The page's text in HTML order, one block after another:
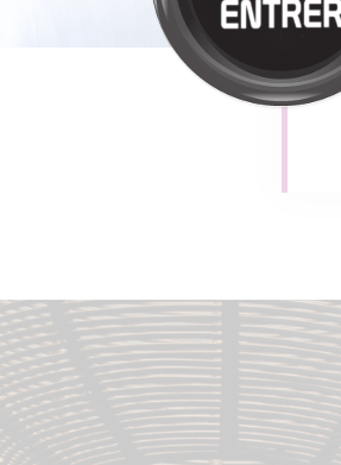
Cliquez pour entrer